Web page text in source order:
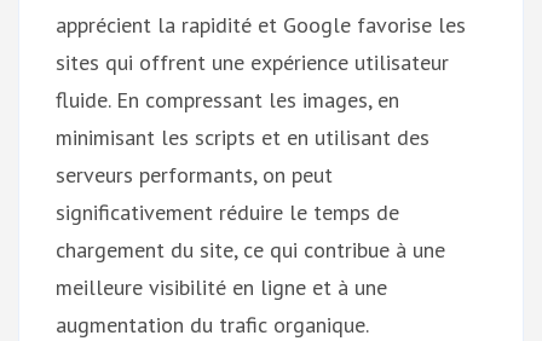
apprécient la rapidité et Google favorise les
sites qui offrent une expérience utilisateur
fluide. En compressant les images, en
minimisant les scripts et en utilisant des
serveurs performants, on peut
significativement réduire le temps de
chargement du site, ce qui contribue à une
meilleure visibilité en ligne et à une
augmentation du trafic organique.